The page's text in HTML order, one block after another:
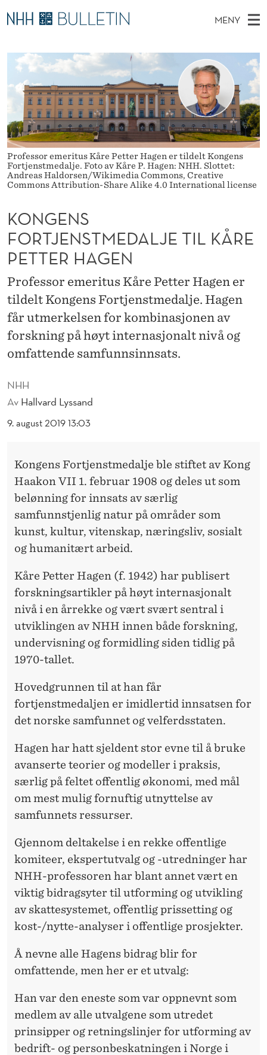
K
O
N
E
N
S
F
O
R
T
E
N
S
T
M
E
D
A
MENY
O
V
E
D
M
E
N
Y
Ø
E
S
T
E
D
E
T
Stipendiater og nye forskerprofiler
Disputaser
Ekspertutvalg
Om Bulletin
Professor emeritus Kåre Petter Hagen er tildelt Kongens
Fortjenstmedalje. Foto av Kåre P. Hagen: NHH. Slottet:
Andreas Haldorsen/Wikimedia Commons, Creative
Commons Attribution-Share Alike 4.0 International license
NHH
Av Hallvard Lyssand
9. august 2019 13:03
KONGENS
FORTJENSTMEDALJE TIL KÅRE
PETTER HAGEN
Professor emeritus Kåre Petter Hagen er
tildelt Kongens Fortjenstmedalje. Hagen
får utmerkelsen for kombinasjonen av
forskning på høyt internasjonalt nivå og
omfattende samfunnsinnsats.
Kongens Fortjenstmedalje ble stiftet av Kong
Haakon VII 1. februar 1908 og deles ut som
belønning for innsats av særlig
samfunnstjenlig natur på områder som
kunst, kultur, vitenskap, næringsliv, sosialt
og humanitært arbeid.
Kåre Petter Hagen (f. 1942) har publisert
forskningsartikler på høyt internasjonalt
nivå i en årrekke og vært svært sentral i
utviklingen av NHH innen både forskning,
undervisning og formidling siden tidlig på
1970-tallet.
Hovedgrunnen til at han får
fortjenstmedaljen er imidlertid innsatsen for
det norske samfunnet og velferdsstaten.
Hagen har hatt sjeldent stor evne til å bruke
avanserte teorier og modeller i praksis,
særlig på feltet offentlig økonomi, med mål
om mest mulig fornuftig utnyttelse av
samfunnets ressurser.
Gjennom deltakelse i en rekke offentlige
komiteer, ekspertutvalg og -utredninger har
NHH-professoren har blant annet vært en
viktig bidragsyter til utforming og utvikling
av skattesystemet, offentlig prissetting og
kost-/nytte-analyser i offentlige prosjekter.
Å nevne alle Hagens bidrag blir for
omfattende, men her er et utvalg:
Han var den eneste som var oppnevnt som
medlem av alle utvalgene som utredet
prinsipper og retningslinjer for utforming av
bedrift- og personbeskatningen i Norge i